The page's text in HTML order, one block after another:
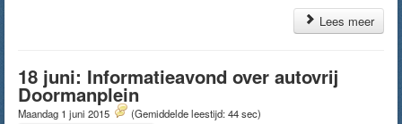
Lees meer
18 juni: Informatieavond over autovrij
Doormanplein
Maandag 1 juni 2015 (Gemiddelde leestijd: 44 sec)